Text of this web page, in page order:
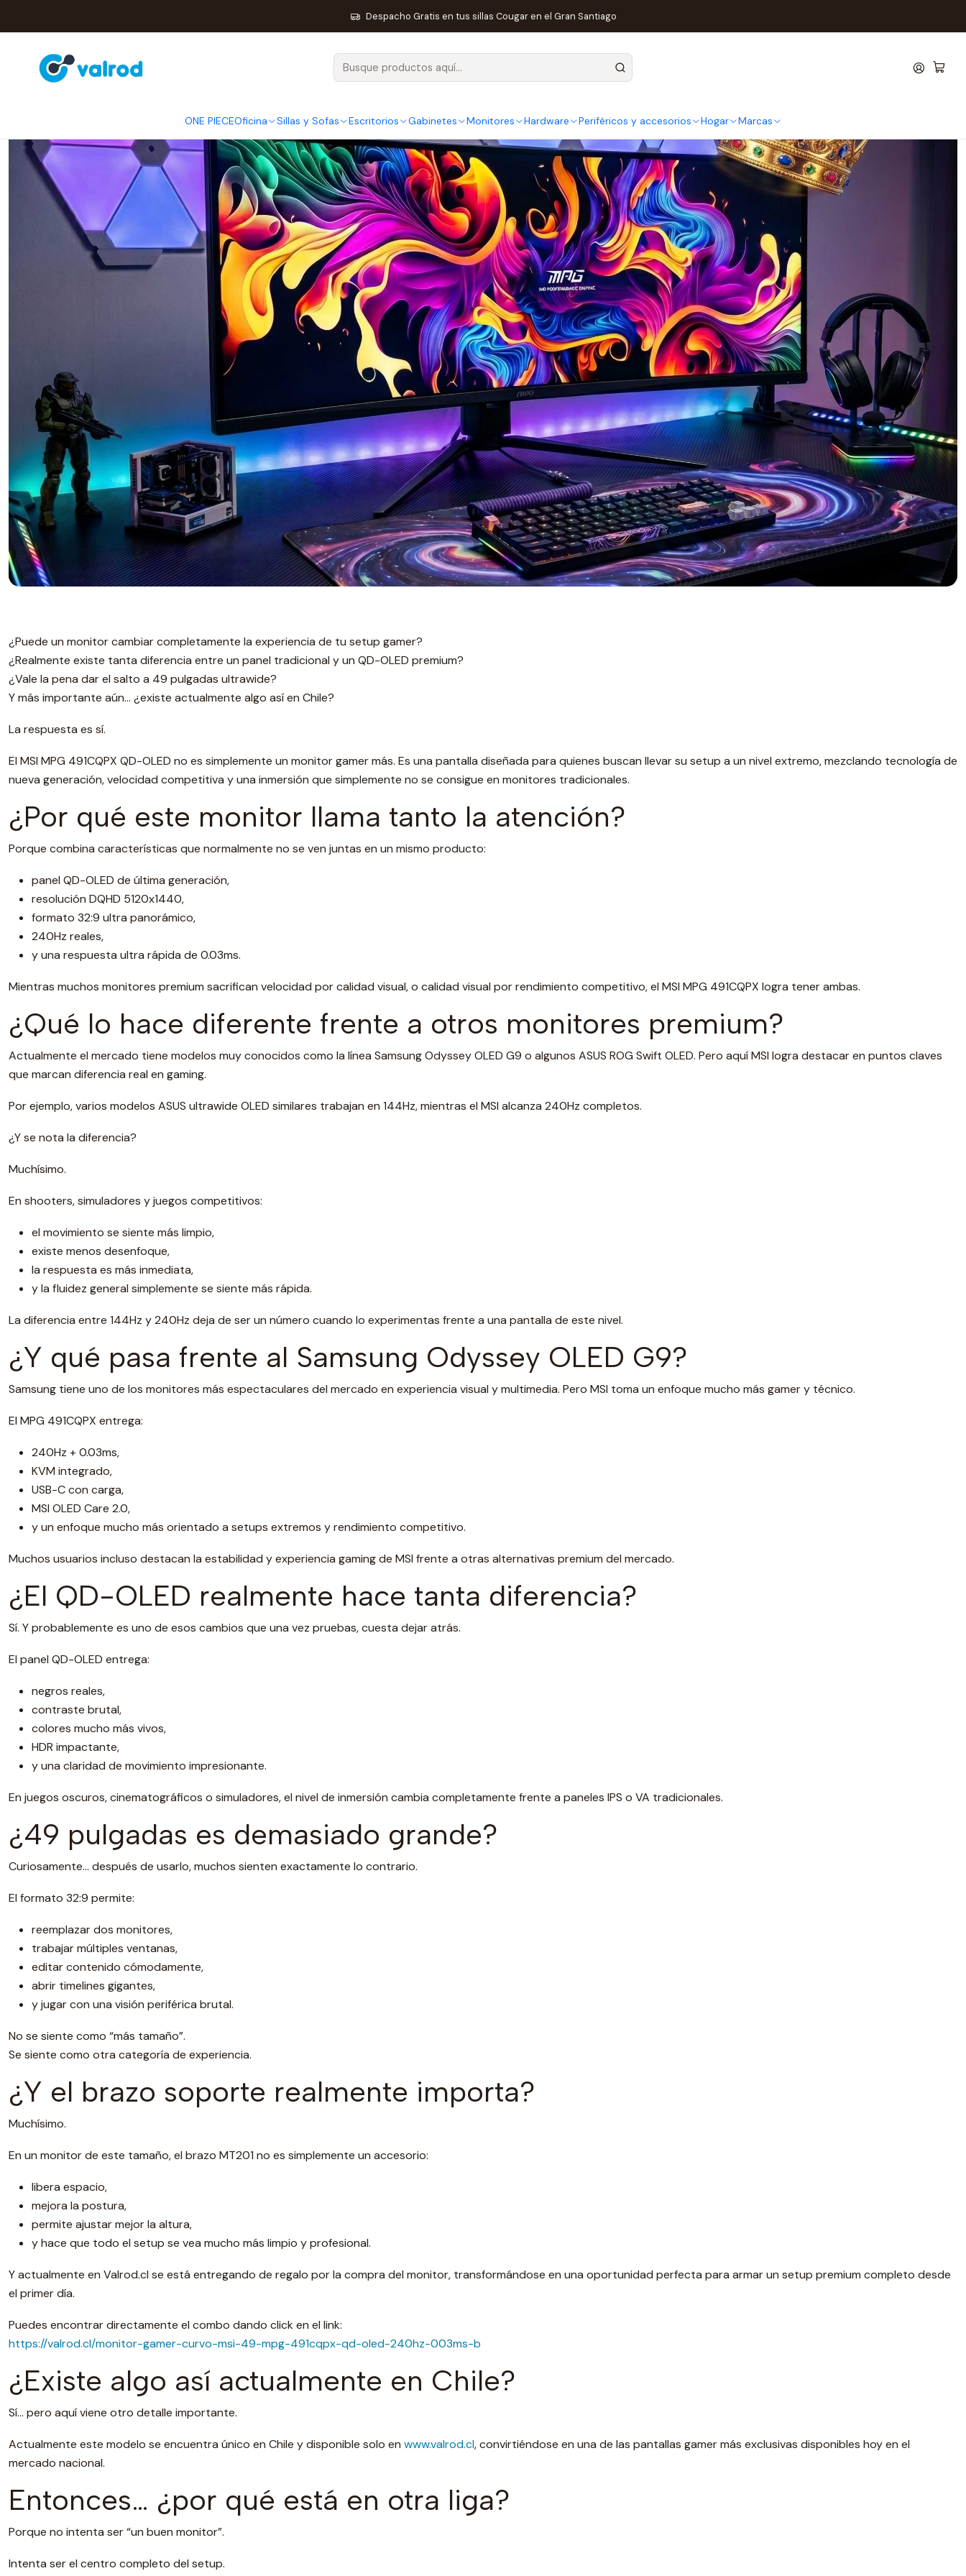
ONE PIECEOficina Sillas y Sofas Escritorios Gabinetes Monitores Hardware Periféricos y accesorios Hogar Marcas
Despacho Gratis en tus sillas Cougar en el Gran Santiago
Inicio Post ¿Por qué este monitor está en otra liga?
¿Puede un monitor cambiar completamente la experiencia de tu setup gamer?
¿Realmente existe tanta diferencia entre un panel tradicional y un QD-OLED premium?
¿Vale la pena dar el salto a 49 pulgadas ultrawide?
Y más importante aún… ¿existe actualmente algo así en Chile?
La respuesta es sí.
El MSI MPG 491CQPX QD-OLED no es simplemente un monitor gamer más. Es una pantalla diseñada para quienes buscan llevar su setup a un nivel extremo, mezclando tecnología de
nueva generación, velocidad competitiva y una inmersión que simplemente no se consigue en monitores tradicionales.
¿Por qué este monitor llama tanto la atención?
Porque combina características que normalmente no se ven juntas en un mismo producto:
panel QD-OLED de última generación,
resolución DQHD 5120x1440,
formato 32:9 ultra panorámico,
240Hz reales,
y una respuesta ultra rápida de 0.03ms.
Mientras muchos monitores premium sacrifican velocidad por calidad visual, o calidad visual por rendimiento competitivo, el MSI MPG 491CQPX logra tener ambas.
¿Qué lo hace diferente frente a otros monitores premium?
Actualmente el mercado tiene modelos muy conocidos como la línea Samsung Odyssey OLED G9 o algunos ASUS ROG Swift OLED. Pero aquí MSI logra destacar en puntos claves
que marcan diferencia real en gaming.
Por ejemplo, varios modelos ASUS ultrawide OLED similares trabajan en 144Hz, mientras el MSI alcanza 240Hz completos.
¿Y se nota la diferencia?
Muchísimo.
En shooters, simuladores y juegos competitivos:
el movimiento se siente más limpio,
existe menos desenfoque,
la respuesta es más inmediata,
y la fluidez general simplemente se siente más rápida.
La diferencia entre 144Hz y 240Hz deja de ser un número cuando lo experimentas frente a una pantalla de este nivel.
¿Y qué pasa frente al Samsung Odyssey OLED G9?
Samsung tiene uno de los monitores más espectaculares del mercado en experiencia visual y multimedia. Pero MSI toma un enfoque mucho más gamer y técnico.
El MPG 491CQPX entrega:
240Hz + 0.03ms,
KVM integrado,
USB-C con carga,
MSI OLED Care 2.0,
y un enfoque mucho más orientado a setups extremos y rendimiento competitivo.
Muchos usuarios incluso destacan la estabilidad y experiencia gaming de MSI frente a otras alternativas premium del mercado.
¿El QD-OLED realmente hace tanta diferencia?
Sí. Y probablemente es uno de esos cambios que una vez pruebas, cuesta dejar atrás.
El panel QD-OLED entrega:
negros reales,
contraste brutal,
colores mucho más vivos,
HDR impactante,
y una claridad de movimiento impresionante.
En juegos oscuros, cinematográficos o simuladores, el nivel de inmersión cambia completamente frente a paneles IPS o VA tradicionales.
¿49 pulgadas es demasiado grande?
Curiosamente… después de usarlo, muchos sienten exactamente lo contrario.
El formato 32:9 permite:
reemplazar dos monitores,
trabajar múltiples ventanas,
editar contenido cómodamente,
abrir timelines gigantes,
y jugar con una visión periférica brutal.
No se siente como “más tamaño”.
Se siente como otra categoría de experiencia.
¿Y el brazo soporte realmente importa?
Muchísimo.
En un monitor de este tamaño, el brazo MT201 no es simplemente un accesorio:
libera espacio,
mejora la postura,
permite ajustar mejor la altura,
y hace que todo el setup se vea mucho más limpio y profesional.
Y actualmente en Valrod.cl se está entregando de regalo por la compra del monitor, transformándose en una oportunidad perfecta para armar un setup premium completo desde
el primer día.
Puedes encontrar directamente el combo dando click en el link:
https://valrod.cl/monitor-gamer-curvo-msi-49-mpg-491cqpx-qd-oled-240hz-003ms-b
¿Existe algo así actualmente en Chile?
Sí… pero aquí viene otro detalle importante.
Actualmente este modelo se encuentra único en Chile y disponible solo en www.valrod.cl, convirtiéndose en una de las pantallas gamer más exclusivas disponibles hoy en el
mercado nacional.
Entonces… ¿por qué está en otra liga?
Porque no intenta ser “un buen monitor”.
Intenta ser el centro completo del setup.